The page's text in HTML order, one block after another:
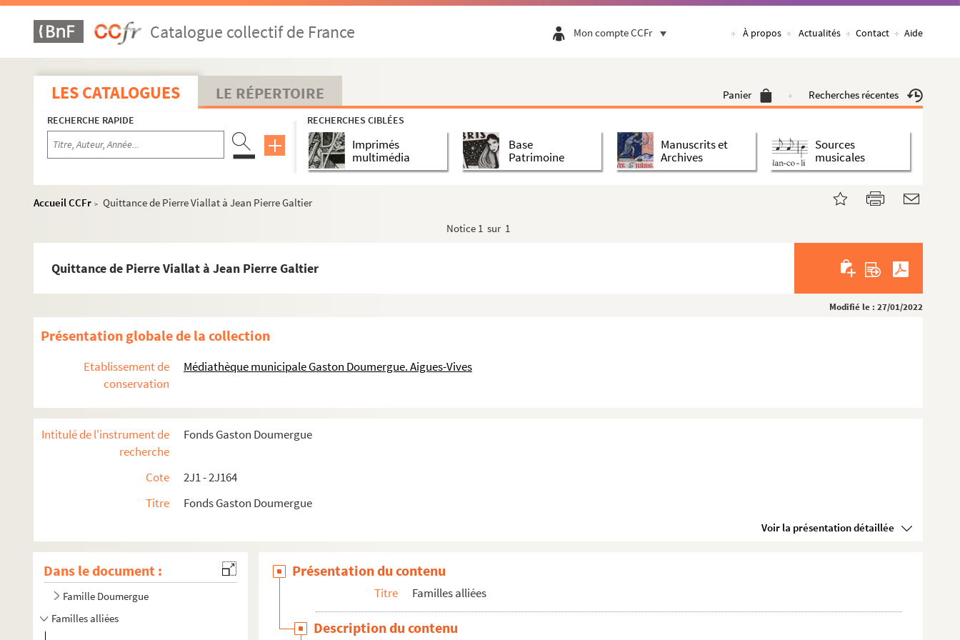
Catalogue collectif de France Mon compte CCFr À propos Actualités Contact Aide
LES CATALOGUES LE RÉPERTOIRE Panier Recherches récentes
RECHERCHE RAPIDE RECHERCHES CIBLÉES
Imprimés
multimédia
Base
Patrimoine
Manuscrits et
Archives
Sources
musicales
Accueil CCFr > Quittance de Pierre Viallat à Jean Pierre Galtier
Notice 1 sur 1
Quittance de Pierre Viallat à Jean Pierre Galtier
Modifié le : 27/01/2022
Présentation globale de la collection
Etablissement de
conservation
Médiathèque municipale Gaston Doumergue. Aigues-Vives
Intitulé de l'instrument de
recherche
Fonds Gaston Doumergue
Cote
2J1 - 2J164
Titre
Fonds Gaston Doumergue
Voir la présentation détaillée
Dans le document :
Famille Doumergue
Familles alliées
Présentation du contenu
Titre Familles alliées
Description du contenu